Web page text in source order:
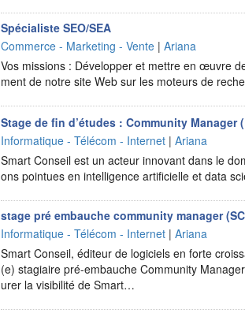
Spécialiste SEO/SEA
Commerce - Marketing - Vente |Ariana
Vos missions : Développer et mettre en œuvre
ment de notre site Web sur les moteurs de
Stage de fin d’études : Community Manager
Informatique - Télécom - Internet |Ariana
Smart Conseil est un acteur innovant dans le
ons pointues en intelligence artificielle et data
stage pré embauche community manager
Informatique - Télécom - Internet |Ariana
Smart Conseil, éditeur de logiciels en forte
(e) stagiaire pré-embauche Community
urer la visibilité de Smart…